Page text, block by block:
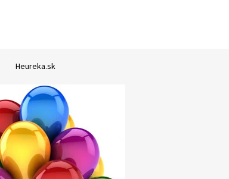
Heureka.sk